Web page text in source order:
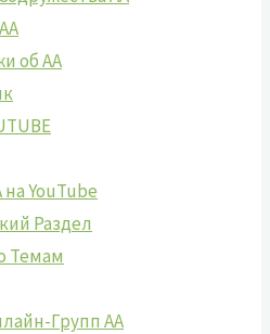
об АА
YouTube
Раздел
Темам
Групп АА